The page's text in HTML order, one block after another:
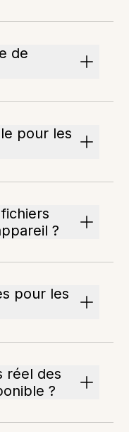
de
pour les
?
pour les
réel des
?